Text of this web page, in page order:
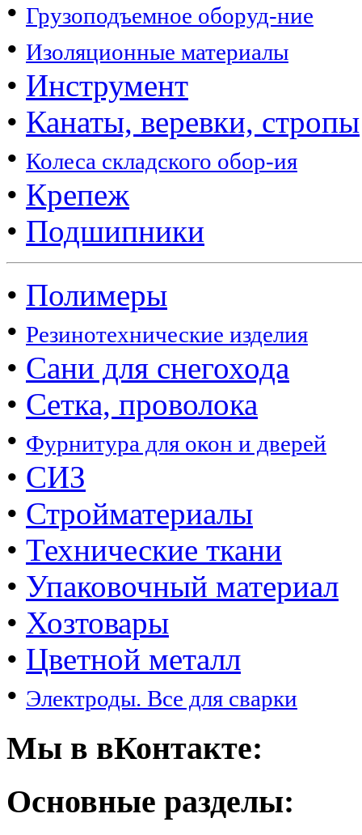
• Грузоподъемное оборуд-ние
• Изоляционные материалы
• Инструмент
• Канаты, веревки, стропы
• Колеса складского обор-ия
• Крепеж
• Подшипники
• Полимеры
• Резинотехнические изделия
• Сани для снегохода
• Сетка, проволока
• Фурнитура для окон и дверей
• СИЗ
• Стройматериалы
• Технические ткани
• Упаковочный материал
• Хозтовары
• Цветной металл
• Электроды. Все для сварки
Мы в вКонтакте:
Основные разделы: